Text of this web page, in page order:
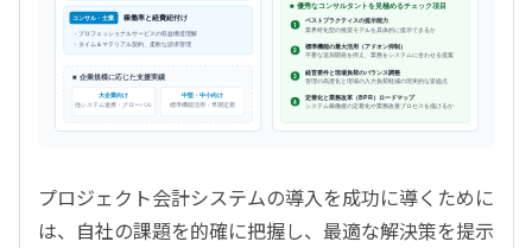
コンサル・士業
稼働率と経費紐付け
・プロフェッショナルサービスの収益構造理解
・タイム＆マテリアル契約、柔軟な請求管理
■ 企業規模に応じた支援実績
大企業向け
他システム連携・グローバル
中堅・中小向け
標準機能活用・早期定着
■ 優秀なコンサルタントを見極めるチェック項目
1 ベストプラクティスの提示能力
業界特化型の推奨モデルを具体的に提示できるか
2 標準機能の最大活用（アドオン抑制）
不要な追加開発を抑え、業務をシステムに合わせる提案
3 経営要件と現場負荷のバランス調整
管理の高度化と現場の入力負荷軽減の現実的な妥協点
4 定着化と業務改革（BPR）ロードマップ
システム稼働後の定着化や業務改善プロセスを描けるか
プロジェクト会計システムの導入を成功に導くために
は、自社の課題を的確に把握し、最適な解決策を提示